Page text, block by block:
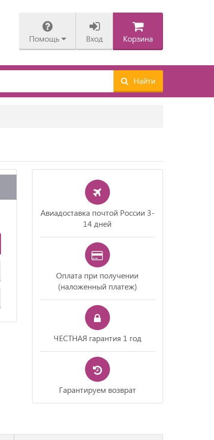
Помощь Вход Корзина
Найти
Авиадоставка почтой России 3-
14 дней
Оплата при получении
(наложенный платеж)
ЧЕСТНАЯ гарантия 1 год
Гарантируем возврат